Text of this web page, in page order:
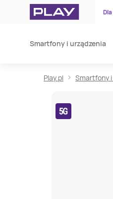
Smartfony i urządzenia
Play.pl Smartfony